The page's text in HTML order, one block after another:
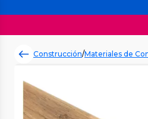
Construcción/Materiales de